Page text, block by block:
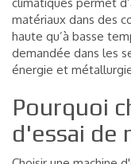
matériaux dans des
haute qu’à basse
demandée dans les
énergie et
Pourquoi
d'essai de